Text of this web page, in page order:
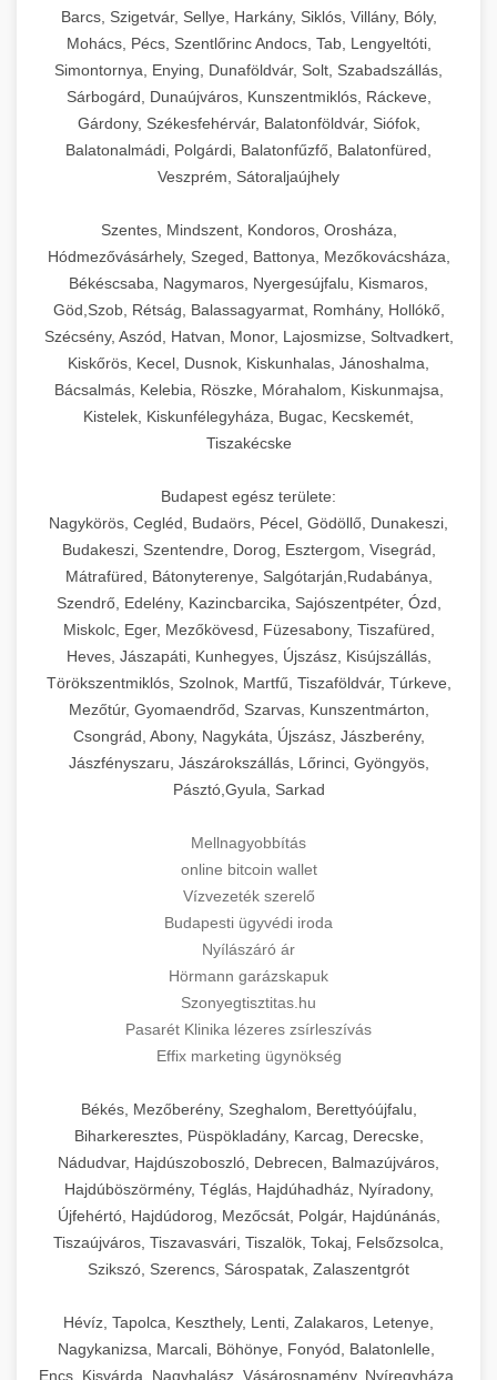
Barcs, Szigetvár, Sellye, Harkány, Siklós, Villány, Bóly,
Mohács, Pécs, Szentlőrinc Andocs, Tab, Lengyeltóti,
Simontornya, Enying, Dunaföldvár, Solt, Szabadszállás,
Sárbogárd, Dunaújváros, Kunszentmiklós, Ráckeve,
Gárdony, Székesfehérvár, Balatonföldvár, Siófok,
Balatonalmádi, Polgárdi, Balatonfűzfő, Balatonfüred,
Veszprém, Sátoraljaújhely
Szentes, Mindszent, Kondoros, Orosháza,
Hódmezővásárhely, Szeged, Battonya, Mezőkovácsháza,
Békéscsaba, Nagymaros, Nyergesújfalu, Kismaros,
Göd,Szob, Rétság, Balassagyarmat, Romhány, Hollókő,
Szécsény, Aszód, Hatvan, Monor, Lajosmizse, Soltvadkert,
Kiskőrös, Kecel, Dusnok, Kiskunhalas, Jánoshalma,
Bácsalmás, Kelebia, Röszke, Mórahalom, Kiskunmajsa,
Kistelek, Kiskunfélegyháza, Bugac, Kecskemét,
Tiszakécske
Budapest egész területe:
Nagykörös, Cegléd, Budaörs, Pécel, Gödöllő, Dunakeszi,
Budakeszi, Szentendre, Dorog, Esztergom, Visegrád,
Mátrafüred, Bátonyterenye, Salgótarján,Rudabánya,
Szendrő, Edelény, Kazincbarcika, Sajószentpéter, Ózd,
Miskolc, Eger, Mezőkövesd, Füzesabony, Tiszafüred,
Heves, Jászapáti, Kunhegyes, Újszász, Kisújszállás,
Törökszentmiklós, Szolnok, Martfű, Tiszaföldvár, Túrkeve,
Mezőtúr, Gyomaendrőd, Szarvas, Kunszentmárton,
Csongrád, Abony, Nagykáta, Újszász, Jászberény,
Jászfényszaru, Jászárokszállás, Lőrinci, Gyöngyös,
Pásztó,Gyula, Sarkad
Mellnagyobbítás
online bitcoin wallet
Vízvezeték szerelő
Budapesti ügyvédi iroda
Nyílászáró ár
Hörmann garázskapuk
Szonyegtisztitas.hu
Pasarét Klinika lézeres zsírleszívás
Effix marketing ügynökség
Békés, Mezőberény, Szeghalom, Berettyóújfalu,
Biharkeresztes, Püspökladány, Karcag, Derecske,
Nádudvar, Hajdúszoboszló, Debrecen, Balmazújváros,
Hajdúböszörmény, Téglás, Hajdúhadház, Nyíradony,
Újfehértó, Hajdúdorog, Mezőcsát, Polgár, Hajdúnánás,
Tiszaújváros, Tiszavasvári, Tiszalök, Tokaj, Felsőzsolca,
Szikszó, Szerencs, Sárospatak, Zalaszentgrót
Hévíz, Tapolca, Keszthely, Lenti, Zalakaros, Letenye,
Nagykanizsa, Marcali, Böhönye, Fonyód, Balatonlelle,
Encs, Kisvárda, Nagyhalász, Vásárosnamény, Nyíregyháza,